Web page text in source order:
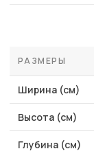
РАЗМЕРЫ
Ширина (см)
Высота (см)
Глубина (см)